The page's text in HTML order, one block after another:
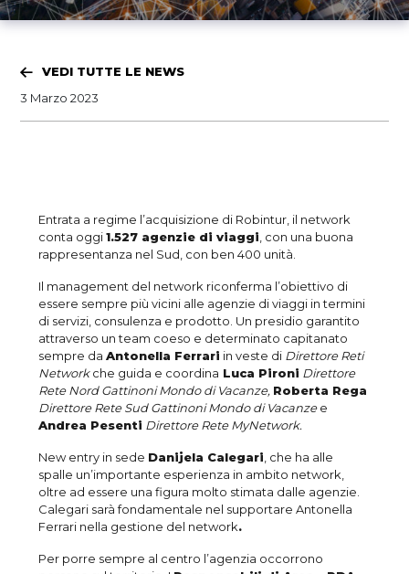
VEDI TUTTE LE NEWS
3 Marzo 2023
Entrata a regime l’acquisizione di Robintur, il network
conta oggi1.527 agenzie di viaggi , con una buona
rappresentanza nel Sud, con ben 400 unità.
Il management del network riconferma l’obiettivo di
essere sempre più vicini alle agenzie di viaggi in termini
di servizi, consulenza e prodotto. Un presidio garantito
attraverso un team coeso e determinato capitanato
sempre daAntonella Ferrari in veste di Direttore Reti
Networkche guida e coordina Luca Pironi Direttore
Rete Nord Gattinoni Mondo di Vacanze, Roberta Rega
Direttore Rete Sud Gattinoni Mondo di Vacanzee
Andrea Pesenti Direttore Rete MyNetwork.
New entry in sede Danijela Calegari , che ha alle
spalle un’importante esperienza in ambito network,
oltre ad essere una figura molto stimata dalle agenzie.
Calegari sarà fondamentale nel supportare Antonella
Ferrari nella gestione del network.
Per porre sempre al centro l’agenzia occorrono